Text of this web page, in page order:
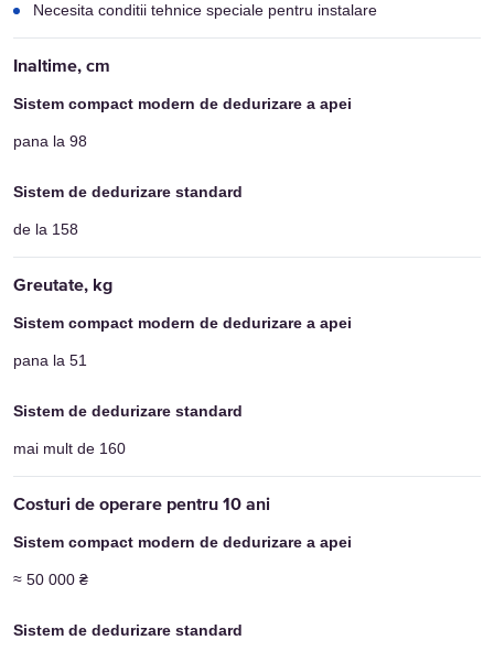
Necesita conditii tehnice speciale pentru instalare
pana la 98
de la 158
pana la 51
mai mult de 160
≈ 50 000 ₴